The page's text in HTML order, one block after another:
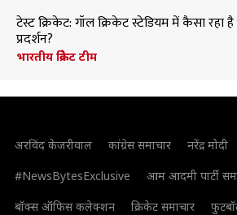
टेस्ट क्रिकेट: गॉल क्रिकेट स्टेडियम में कैसा रहा
प्रदर्शन?
भारतीय क्रिकेट टीम
अरविंद केजरीवाल कांग्रेस समाचार नरेंद्र मोदी
#NewsBytesExclusive
आम आदमी पार्टी
बॉक्स ऑफिस कलेक्शन
क्रिकेट समाचार